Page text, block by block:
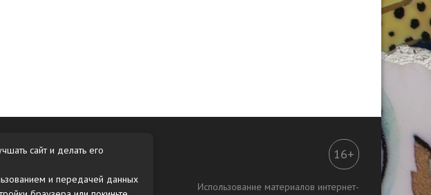
16+
Использование материалов интернет-
сайт и делать его
и передачей данных